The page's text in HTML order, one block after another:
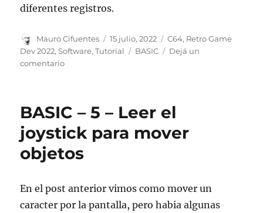
diferentes registros.
Autor
Mauro Cifuentes
Publicado
el
15 julio, 2022 Categorías
C64, Retro Game
Dev 2022,Software,Tutorial Etiquetas
BASIC
Dejá un
comentarioen
–
SPRITES
(1)
BASIC – 5 – Leer el
joystick para mover
objetos
En el post anterior vimos como mover un
caracter por la pantalla, pero habia algunas